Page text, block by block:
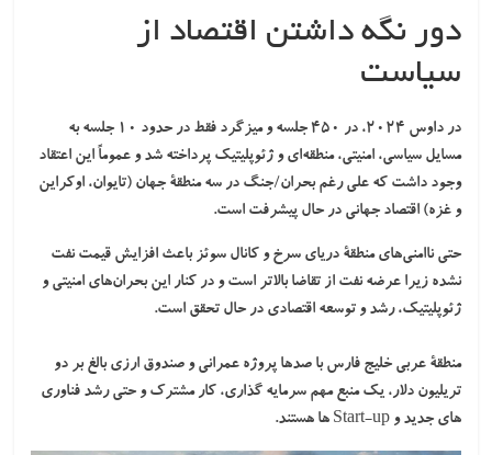
دور نگه داشتن اقتصاد از
سیاست
در داوس ۲۰۲۴، در ۴۵۰ جلسه و میزگرد فقط در حدود ۱۰ جلسه به
مسایل سیاسی، امنیتی، منطقه‌ای و ژئوپلیتیک پرداخته شد و عموماً این اعتقاد
وجود داشت که علی رغم بحران/جنگ در سه منطقۀ جهان (تایوان، اوکراین
و غزه) اقتصاد جهانی در حال پیشرفت است.
حتی ناامنی‌های منطقۀ دریای سرخ و کانال سوئز باعث افزایش قیمت نفت
نشده زیرا عرضه نفت از تقاضا بالاتر است و در کنار این بحران‌های امنیتی و
ژئوپلیتیک، رشد و توسعه اقتصادی در حال تحقق است.
منطقۀ عربی خلیج فارسبا صدها پروژه عمرانی و صندوق ارزی بالغ بردو
تریلیون دلار، یک منبع مهم سرمایه گذاری، کار مشترک و حتی رشد فناوری
های جدید و Start-up ها هستند.